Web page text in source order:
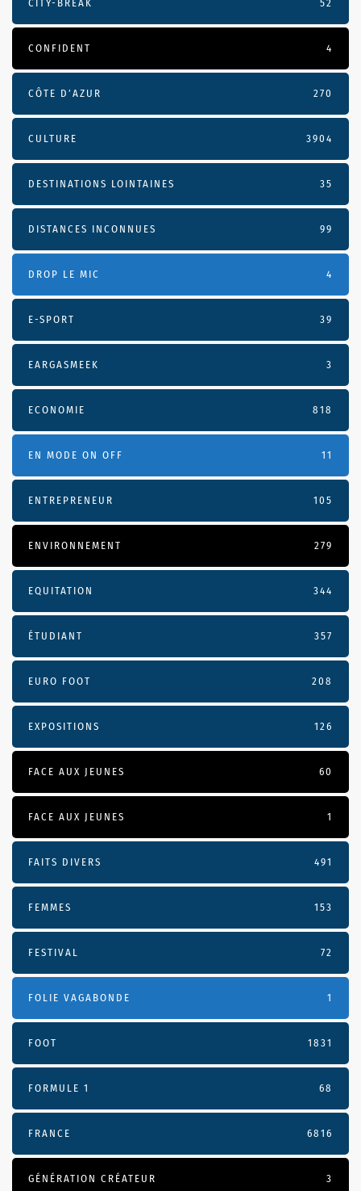
CITY-BREAK 52
CONFIDENT 4
CÔTE D’AZUR 270
CULTURE 3904
DESTINATIONS LOINTAINES 35
DISTANCES INCONNUES 99
DROP LE MIC 4
E-SPORT 39
EARGASMEEK 3
ECONOMIE 818
EN MODE ON OFF 11
ENTREPRENEUR 105
ENVIRONNEMENT 279
EQUITATION 344
ÉTUDIANT 357
EURO FOOT 208
EXPOSITIONS 126
FACE AUX JEUNES 60
FACE AUX JEUNES 1
FAITS DIVERS 491
FEMMES 153
FESTIVAL 72
FOLIE VAGABONDE 1
FOOT 1831
FORMULE 1 68
FRANCE 6816
GÉNÉRATION CRÉATEUR 3